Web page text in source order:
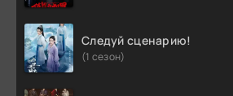
Следуй сценарию!
(1 сезон)